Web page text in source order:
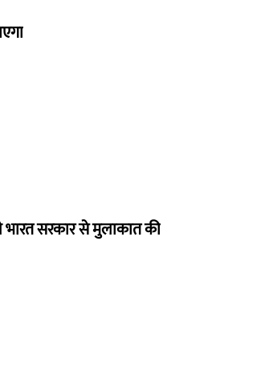
भारत सरकार से मुलाकात की